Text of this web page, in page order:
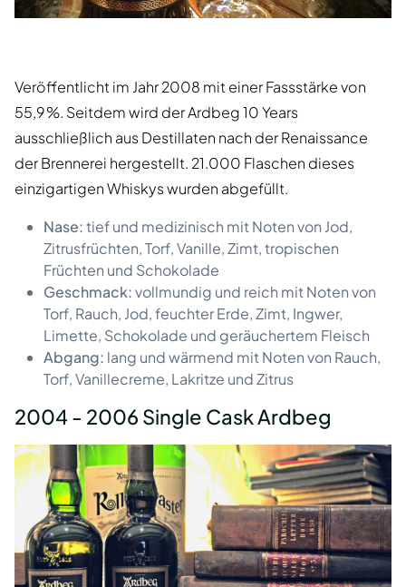
Veröffentlicht im Jahr 2008 mit einer Fassstärke von
55,9 %. Seitdem wird der Ardbeg 10 Years
ausschließlich aus Destillaten nach der Renaissance
der Brennerei hergestellt. 21.000 Flaschen dieses
einzigartigen Whiskys wurden abgefüllt.
Nase:tief und medizinisch mit Noten von Jod,
Zitrusfrüchten, Torf, Vanille, Zimt, tropischen
Früchten und Schokolade
Geschmack:vollmundig und reich mit Noten von
Torf, Rauch, Jod, feuchter Erde, Zimt, Ingwer,
Limette, Schokolade und geräuchertem Fleisch
Abgang: lang und wärmend mit Noten von Rauch,
Torf, Vanillecreme, Lakritze und Zitrus
2004 - 2006 Single Cask Ardbeg